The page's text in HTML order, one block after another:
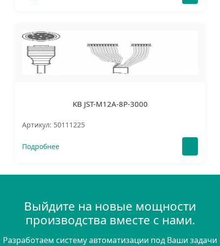
KB JST-M12A-8P-3000
Артикул: 50111225
Подробнее
Выйдите на новые мощности
производства вместе с нами.
Разработаем систему автоматизации под Ваши задачи